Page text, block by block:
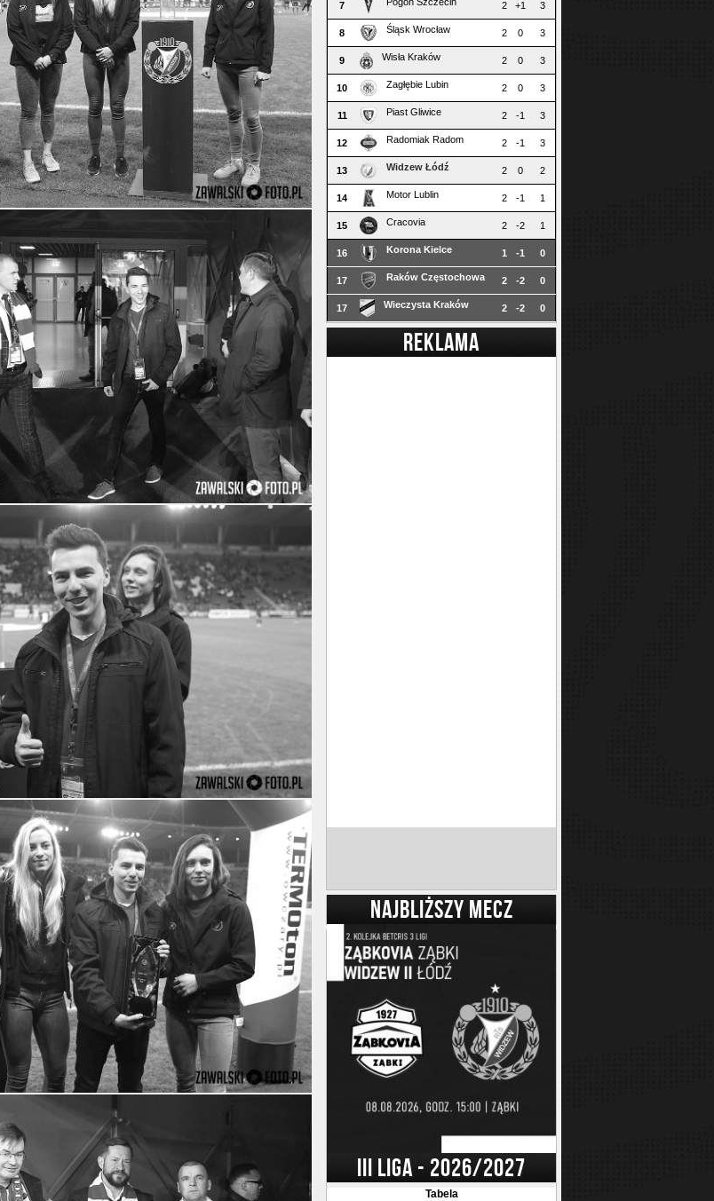
7 2 +1 3
8 Śląsk Wrocław 2 0 3
9 Wisła Kraków 2 0 3
10 Zagłębie Lubin 2 0 3
11 Piast Gliwice 2 -1 3
12 Radomiak Radom 2 -1 3
13 Widzew Łódź 2 0 2
14 Motor Lublin 2 -1 1
15 Cracovia 2 -2 1
16 Korona Kielce 1 -1 0
17 Raków Częstochowa 2 -2 0
17 Wieczysta Kraków 2 -2 0
REKLAMA
NAJBLIŻSZY MECZ
III LIGA - 2026/2027
Tabela